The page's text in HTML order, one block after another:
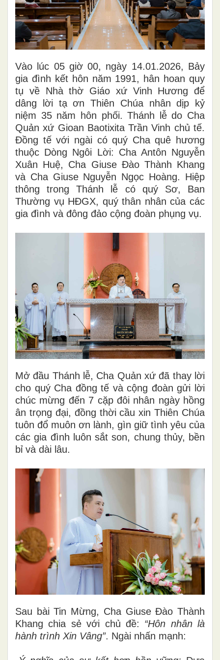
Vào lúc 05 giờ 00, ngày 14.01.2026, Bảy
gia đình kết hôn năm 1991, hân hoan quy
tụ về Nhà thờ Giáo xứ Vinh Hương để
dâng lời tạ ơn Thiên Chúa nhân dịp kỷ
niệm 35 năm hôn phối. Thánh lễ do Cha
Quản xứ Gioan Baotixita Trần Vinh chủ tế.
Đồng tế với ngài có quý Cha quê hương
thuộc Dòng Ngôi Lời: Cha Antôn Nguyễn
Xuân Huệ, Cha Giuse Đào Thành Khang
và Cha Giuse Nguyễn Ngọc Hoàng. Hiệp
thông trong Thánh lễ có quý Sơ, Ban
Thường vụ HĐGX, quý thân nhân của các
gia đình và đông đảo cộng đoàn phụng vụ.
Mở đầu Thánh lễ, Cha Quản xứ đã thay lời
cho quý Cha đồng tế và cộng đoàn gửi lời
chúc mừng đến 7 cặp đôi nhân ngày hồng
ân trọng đại, đồng thời cầu xin Thiên Chúa
tuôn đổ muôn ơn lành, gìn giữ tình yêu của
các gia đình luôn sắt son, chung thủy, bền
bỉ và dài lâu.
Sau bài Tin Mừng, Cha Giuse Đào Thành
Khang chia sẻ với chủ đề: “Hôn nhân là
hành trình Xin Vâng”. Ngài nhấn mạnh: